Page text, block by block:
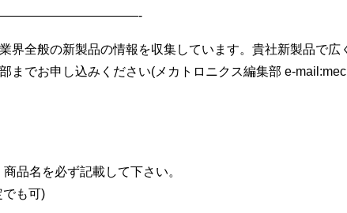
界全般の新製品の情報を収集しています。貴社新製品で
までお申し込みください(メカトロニクス編集部 e-
品名を必ず記載して下さい。
でも可)